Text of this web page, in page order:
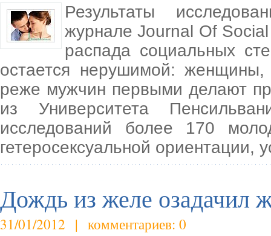
Результаты
журнале Journal Of
распада социальных
остается нерушимой:
реже мужчин первыми делают
из Университета
исследований более 170
гетеросексуальной ориентации,
Дождь из желе озадачил
31/01/2012 | комментариев: 0